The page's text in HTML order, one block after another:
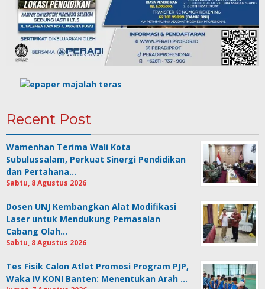
Recent Post
Wamenhan Terima Wali Kota
Subulussalam, Perkuat Sinergi Pendidikan
dan Pertahana…
Sabtu, 8 Agustus 2026
Dosen UNJ Kembangkan Alat Modifikasi
Laser untuk Mendukung Pemasalan
Cabang Olah…
Sabtu, 8 Agustus 2026
Tes Fisik Calon Atlet Promosi Program PJP,
Waka IV KONI Banten: Menentukan Arah …